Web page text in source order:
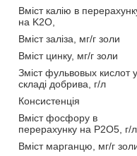
Вміст калію в
на K2O,
Вміст заліза, мг/г золи
Вміст цинку, мг/г золи
Зміст фульвовых кислот у
складі добрива, г/л
Консистенція
Вміст фосфору в
перерахунку на P2O5, г/л
Вміст марганцю, мг/г